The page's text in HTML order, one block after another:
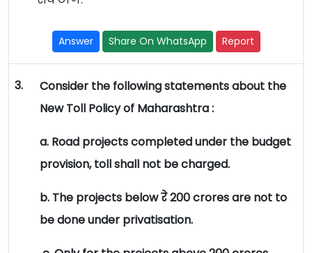
Answer Share On WhatsApp Report
3.
Consider the following statements about the
New Toll Policy of Maharashtra :
a. Road projects completed under the budget
provision, toll shall not be charged.
b. The projects below रे 200 crores are not to
be done under privatisation.